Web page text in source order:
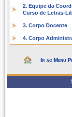
2. Equipe da
Curso de Letras-
3. Corpo Docente
4. Corpo
Ir ao Menu